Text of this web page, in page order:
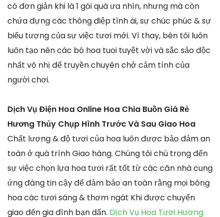
có đơn giản khi là 1 gói quà ưa nhìn, nhưng mà còn
chứa đựng các thông điệp tình ái, sự chúc phúc & sự
biểu tượng của sự việc tươi mới. Vì thay, bên tôi luôn
luôn tạo nên các bó hoa tuoi tuyệt vời và sắc sảo độc
nhất vô nhị để truyền chuyên chở cảm tình của
người chơi.
Dịch Vụ Điện Hoa Online Hoa Chia Buồn Giá Rẻ
Hương Thủy Chụp Hình Trước Và Sau Giao Hoa
Chất lượng & độ tươi của hoa luôn được bảo đảm an
toàn ở quá trình Giao hàng. Chúng tôi chú trọng đến
sự việc chọn lựa hoa tươi rất tốt từ các căn nhà cung
ứng đáng tin cậy để đảm bảo an toàn rằng mọi bông
hoa các tươi sáng & thơm ngát Khi được chuyển
giao đến gia đình bạn dấn. Dịch Vụ Hoa Tươi Hương